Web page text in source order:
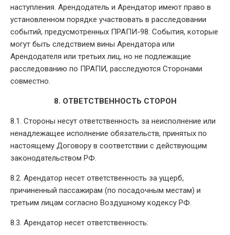
наступления. Арендодатель и Арендатор имеют право в
установленном порядке участвовать в расследовании
событий, предусмотренных ПРАПИ-98. События, которые
могут быть следствием вины Арендатора или
Арендодателя или третьих лиц, но не подлежащие
расследованию по ПРАПИ, расследуются Сторонами
совместно.
8. ОТВЕТСТВЕННОСТЬ СТОРОН
8.1. Стороны несут ответственность за неисполнение или
ненадлежащее исполнение обязательств, принятых по
настоящему Договору в соответствии с действующим
законодательством РФ.
8.2. Арендатор несет ответственность за ущерб,
причиненный пассажирам (по посадочным местам) и
третьим лицам согласно Воздушному кодексу РФ.
8.3. Арендатор несет ответственность: